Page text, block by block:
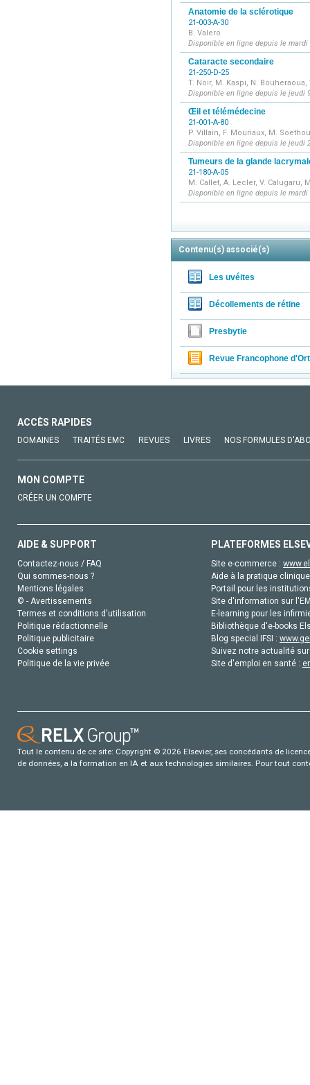
Anatomie de la sclérotique
21-003-A-30
B. Valero
Disponible en ligne depuis le
Cataracte secondaire
21-250-D-25
T. Noir, M. Kaspi, N.
Disponible en ligne depuis le jeudi
Œil et télémédecine
21-001-A-80
P. Villain, F. Mouriaux, M.
Disponible en ligne depuis le jeudi
Tumeurs de la glande
21-180-A-05
M. Callet, A. Lecler, V. Calugaru,
Disponible en ligne depuis le mardi
Contenu(s) associé(s)
Les uvéites
Décollements de rétine
Presbytie
Revue Francophone
ACCÈS RAPIDES
DOMAINES TRAITÉS EMC REVUES LIVRES NOS FORMULES
MON COMPTE
CRÉER UN COMPTE
AIDE & SUPPORT
Contactez-nous / FAQ
Qui sommes-nous ?
Mentions légales
© - Avertissements
Termes et conditions d'utilisation
Politique rédactionnelle
Politique publicitaire
Cookie settings
Politique de la vie privée
PLATEFORMES
Site e-commerce :
Aide à la pratique
Portail pour les
Site d'information sur
E-learning pour les
Bibliothèque d'e-books
Blog special IFSI :
Suivez notre actualité
Site d'emploi en santé :
Tout le contenu de ce site: Copyright © 2026 Elsevier, ses concédants de
de données, a la formation en IA et aux technologies similaires. Pour tout